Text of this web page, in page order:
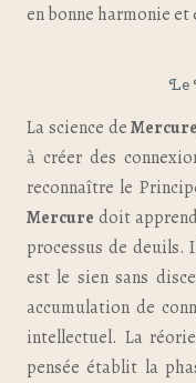
en bonne harmonie et
Le
La science deMercure
à créer des
reconnaître le
Mercure doit
processus de
est le sien sans
accumulation de
intellectuel. La
pensée établit la